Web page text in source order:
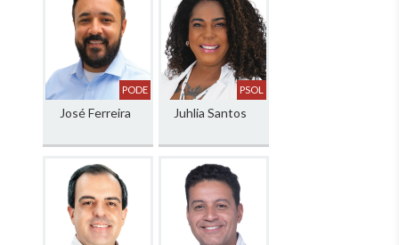
PODE
José Ferreira
PSOL
Juhlia Santos